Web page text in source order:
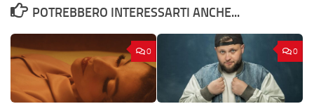
POTREBBERO INTERESSARTI ANCHE...
0 0